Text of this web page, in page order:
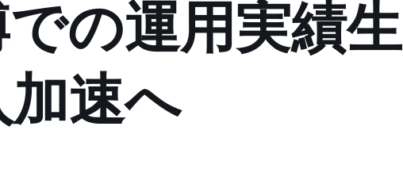
の運用実績生
速へ